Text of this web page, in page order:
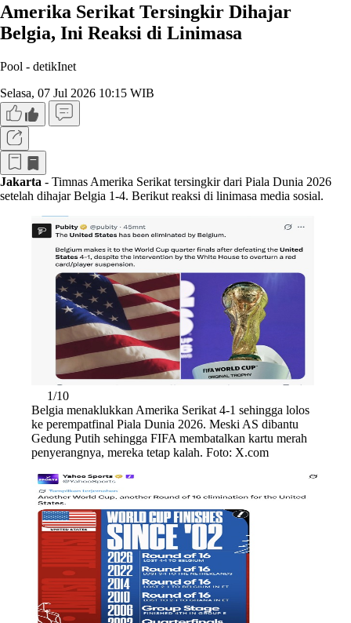
Amerika Serikat Tersingkir Dihajar
Belgia, Ini Reaksi di Linimasa
Pool - detikInet
Selasa, 07 Jul 2026 10:15 WIB
Jakarta - Timnas Amerika Serikat tersingkir dari Piala Dunia 2026
setelah dihajar Belgia 1-4. Berikut reaksi di linimasa media sosial.
1/10
Belgia menaklukkan Amerika Serikat 4-1 sehingga lolos
ke perempatfinal Piala Dunia 2026. Meski AS dibantu
Gedung Putih sehingga FIFA membatalkan kartu merah
penyerangnya, mereka tetap kalah. Foto: X.com